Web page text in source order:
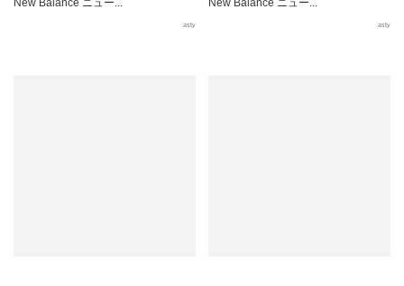
New Balance ニュー...
asty
New Balance ニュー...
asty